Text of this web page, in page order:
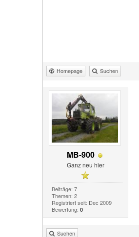
Homepage Suchen
MB-900
Ganz neu hier
Beiträge: 7
Themen: 2
Registriert seit: Dec 2009
Bewertung: 0
Suchen